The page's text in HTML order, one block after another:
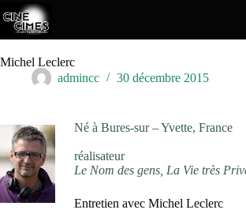
Passer
au
contenu
Michel Leclerc
admincc
30 décembre 2015
Né à Bures-sur – Yvette, France
réalisateur
Le Nom des gens, La Vie très
Entretien avec Michel Leclerc